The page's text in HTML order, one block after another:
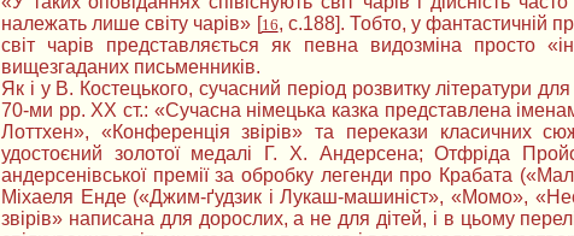
належать лише світу чарів» [16, с.188]. Тобто, у фантастичній
світ чарів представляється як певна видозміна просто
вищезгаданих письменників.
Як і у В. Костецького, сучасний період розвитку літератури
70-ми рр. ХХ ст.: «Сучасна німецька казка представлена
Лоттхен», «Конференція звірів» та перекази класичних
удостоєний золотої медалі Г. Х. Андерсена; Отфріда
андерсенівської премії за обробку легенди про Крабата
Міхаеля Енде («Джим-ґудзик і Лукаш-машиніст», «Момо»,
звірів» написана для дорослих, а не для дітей, і в цьому